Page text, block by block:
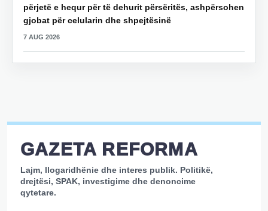
përjetë e hequr për të dehurit përsëritës, ashpërsohen
gjobat për celularin dhe shpejtësinë
7 AUG 2026
GAZETA REFORMA
Lajm, llogaridhënie dhe interes publik. Politikë,
drejtësi, SPAK, investigime dhe denoncime
qytetare.